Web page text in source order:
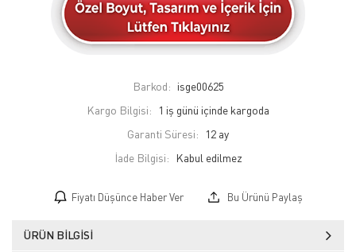
Barkod: isge00625
Kargo Bilgisi:
1 iş günü içinde kargoda
Garanti Süresi:
12 ay
İade Bilgisi:
Fiyatı Düşünce Haber Ver Bu Ürünü Paylaş
ÜRÜN BILGISI